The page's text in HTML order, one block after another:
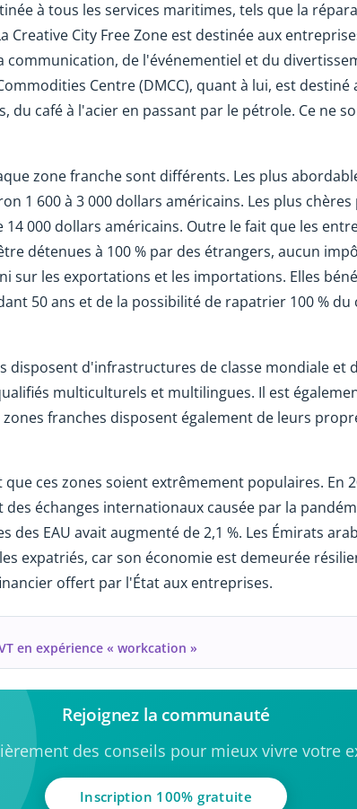
à tous les services maritimes, tels que la
Creative City Free Zone est destinée aux
communication, de l'événementiel et du
Centre (DMCC), quant à lui, est destiné
du café à l'acier en passant par le pétrole. Ce ne
zone franche sont différents. Les plus
1 600 à 3 000 dollars américains. Les plus
14 000 dollars américains. Outre le fait que les
détenues à 100 % par des étrangers, aucun
sur les exportations et les importations. Elles
50 ans et de la possibilité de rapatrier 100 % du
disposent d'infrastructures de classe mondiale et
multiculturels et multilingues. Il est
franches disposent également de leurs
ces zones soient extrêmement populaires. En
échanges internationaux causée par la
des EAU avait augmenté de 2,1 %. Les Émirats
expatriés, car son économie est demeurée
offert par l'État aux entreprises.
en expérience « workcation »
Rejoignez la communauté
des conseils pour mieux vivre votre
Inscription 100% gratuite